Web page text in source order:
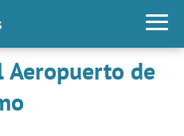
Aeropuerto de